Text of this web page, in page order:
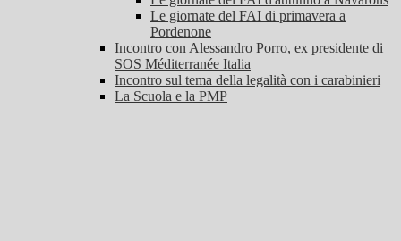
Le giornate del FAI di primavera a
Pordenone
Incontro con Alessandro Porro, ex presidente di
SOS Méditerranée Italia
Incontro sul tema della legalità con i carabinieri
La Scuola e la PMP